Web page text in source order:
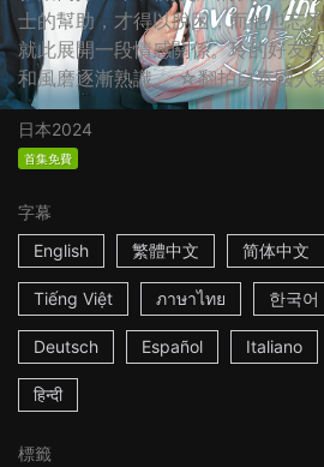
士的幫助，才得以脫困，而他也忘
就此展開一段情感關係。玲的好友
和風磨逐漸熟識。 ☆翻拍自泰國人
日本2024
首集免費
字幕
English
繁體中文 简体中文
Tiếng Việt ภาษาไทย 한국어
Deutsch Español Italiano
हिन्दी
標籤